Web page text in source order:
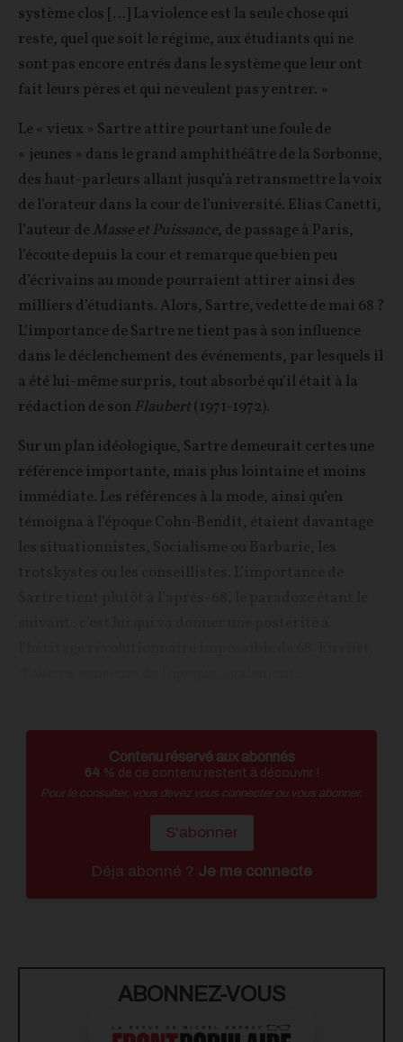
système clos […] La violence est la seule chose qui
reste, quel que soit le régime, aux étudiants qui ne
sont pas encore entrés dans le système que leur ont
fait leurs pères et qui ne veulent pas y entrer. »
Le « vieux » Sartre attire pourtant une foule de
« jeunes » dans le grand amphithéâtre de la Sorbonne,
des haut-parleurs allant jusqu’à retransmettre la voix
de l’orateur dans la cour de l’université. Elias Canetti,
l’auteur de Masse et Puissance, de passage à Paris,
l’écoute depuis la cour et remarque que bien peu
d’écrivains au monde pourraient attirer ainsi des
milliers d’étudiants. Alors, Sartre, vedette de mai 68 ?
L’importance de Sartre ne tient pas à son influence
dans le déclenchement des événements, par lesquels il
a été lui-même surpris, tout absorbé qu’il était à la
rédaction de son Flaubert (1971-1972).
Sur un plan idéologique, Sartre demeurait certes une
référence importante, mais plus lointaine et moins
immédiate. Les références à la mode, ainsi qu’en
témoigna à l’époque Cohn-Bendit, étaient davantage
Contenu réservé aux abonnés
64 % de ce contenu restent à découvrir !
Pour le consulter, vous devez vous connecter ou vous abonner.
S'abonner
Déja abonné ? Je me connecte
ABONNEZ-VOUS